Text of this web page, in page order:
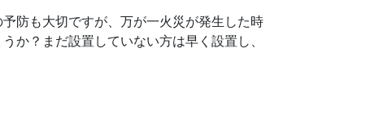
防も大切ですが、万が一火災が発生した時
か？まだ設置していない方は早く設置し、